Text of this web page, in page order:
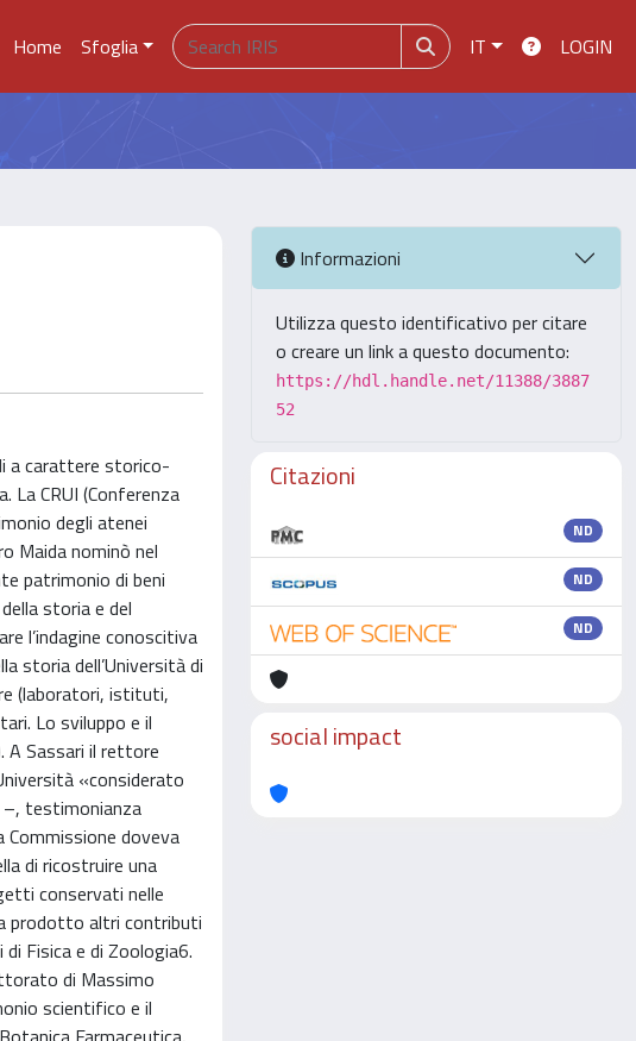
Home Sfoglia IT LOGIN
a carattere storico-
CRUI (Conferenza
degli atenei
Maida nominò nel
patrimonio di beni
storia e del
l’indagine conoscitiva
storia dell’Università di
(laboratori, istituti,
Lo sviluppo e il
A Sassari il rettore
«considerato
–, testimonianza
doveva
di ricostruire una
conservati nelle
prodotto altri contributi
Fisica e di Zoologia6.
di Massimo
scientifico e il
Informazioni
Utilizza questo identificativo per citare
o creare un link a questo documento:
https://hdl.handle.net/11388/3887
52
Citazioni
ND
ND
ND
social impact